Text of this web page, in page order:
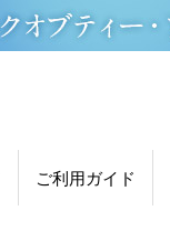
ご利用ガイド